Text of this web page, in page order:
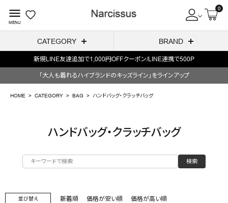
menu
MENU
0
CATEGORY BRAND
ようこそ ゲスト 様
search
NEW IN
新規LINE友達追加で1,000円OFFクーポン/LINE連携で500P
「大人も着れるハイブランドのキッズライン」をラインアップ
HOME CATEGORY BAG ハンドバッグ・クラッチバッグ
ハンドバッグ・クラッチバッグ
検索
並び替え 新着順 価格が安い順 価格が高い順